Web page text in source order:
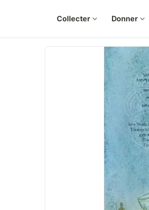
Collecter expand_more Donner expand_more